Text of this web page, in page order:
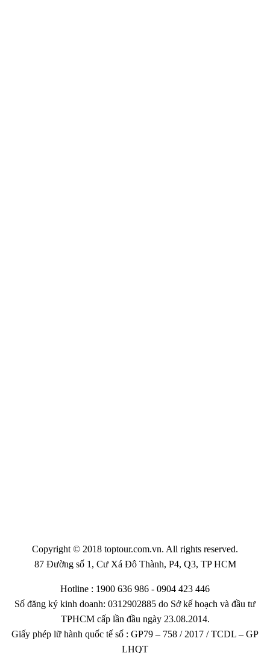
Copyright © 2018 toptour.com.vn. All rights reserved.
87 Đường số 1, Cư Xá Đô Thành, P4, Q3, TP HCM
Hotline : 1900 636 986 - 0904 423 446
Số đăng ký kinh doanh: 0312902885 do Sở kế hoạch và đầu tư
TPHCM cấp lần đầu ngày 23.08.2014.
Giấy phép lữ hành quốc tế số : GP79 – 758 / 2017 / TCDL – GP
LHQT